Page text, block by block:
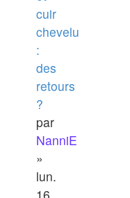
cuir
chevelu
:
des
retours
?
par
NanniE
»
lun.
16